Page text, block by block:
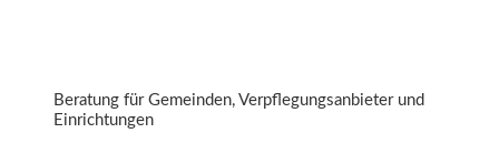
Beratung für Gemeinden, Verpflegungsanbieter und
Einrichtungen